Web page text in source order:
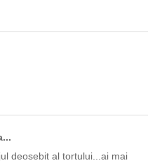
deosebit al tortului...ai mai